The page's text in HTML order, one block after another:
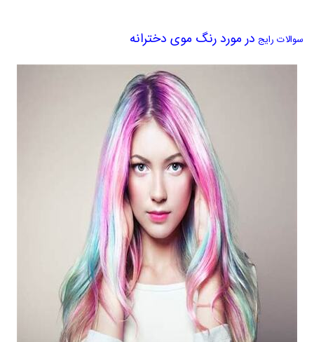
سوالات رایج در مورد رنگ موی دخترانه